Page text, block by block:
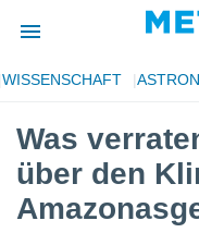
wurde
WISSENSCHAFT
Was
über den